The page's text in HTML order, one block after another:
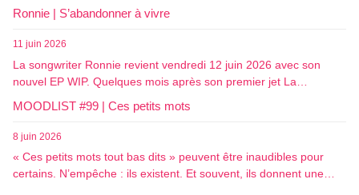
Ronnie | S’abandonner à vivre
11 juin 2026
La songwriter Ronnie revient vendredi 12 juin 2026 avec son
nouvel EP WIP. Quelques mois après son premier jet La…
MOODLIST #99 | Ces petits mots
8 juin 2026
« Ces petits mots tout bas dits » peuvent être inaudibles pour
certains. N’empêche : ils existent. Et souvent, ils donnent une…